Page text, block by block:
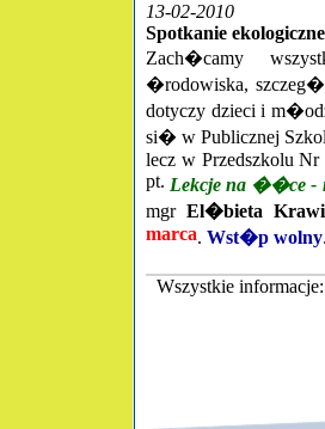
13-02-2010
Spotkanie
Zach�camy
�rodowiska,
dotyczy dzieci i
si� w Publicznej
lecz w Przedszkolu
pt. Lekcje na ��ce -
mgr El�bieta
marca. Wst�p wolny.
Wszystkie informacje: